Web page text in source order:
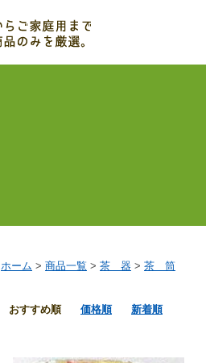
ホーム > 商品一覧 > 茶 器 > 茶 筒
おすすめ順 価格順 新着順